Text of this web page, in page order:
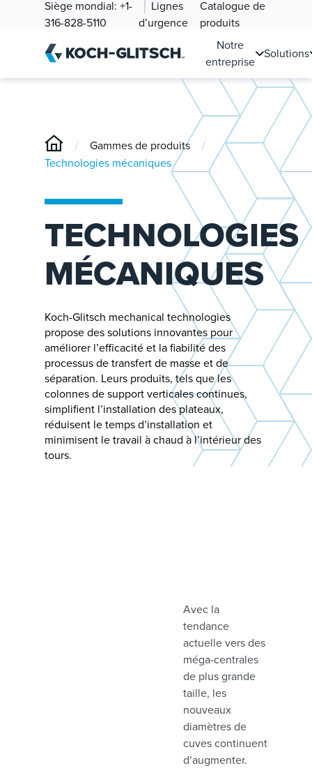
Siège mondial: +1-
316-828-5110
Lignes
d’urgence
Catalogue de
produits
Notre
entreprise
Solutions
/ Gammes de produits /
Technologies mécaniques
TECHNOLOGIES
MÉCANIQUES
Koch-Glitsch mechanical technologies
propose des solutions innovantes pour
améliorer l’efficacité et la fiabilité des
processus de transfert de masse et de
séparation. Leurs produits, tels que les
colonnes de support verticales continues,
simplifient l’installation des plateaux,
réduisent le temps d’installation et
minimisent le travail à chaud à l’intérieur des
tours.
Avec la
tendance
actuelle vers des
méga-centrales
de plus grande
taille, les
nouveaux
diamètres de
cuves continuent
d’augmenter.